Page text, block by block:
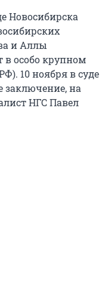
Новосибирска
и Аллы
особо крупном
10 ноября в суде
заключение, на
НГС Павел